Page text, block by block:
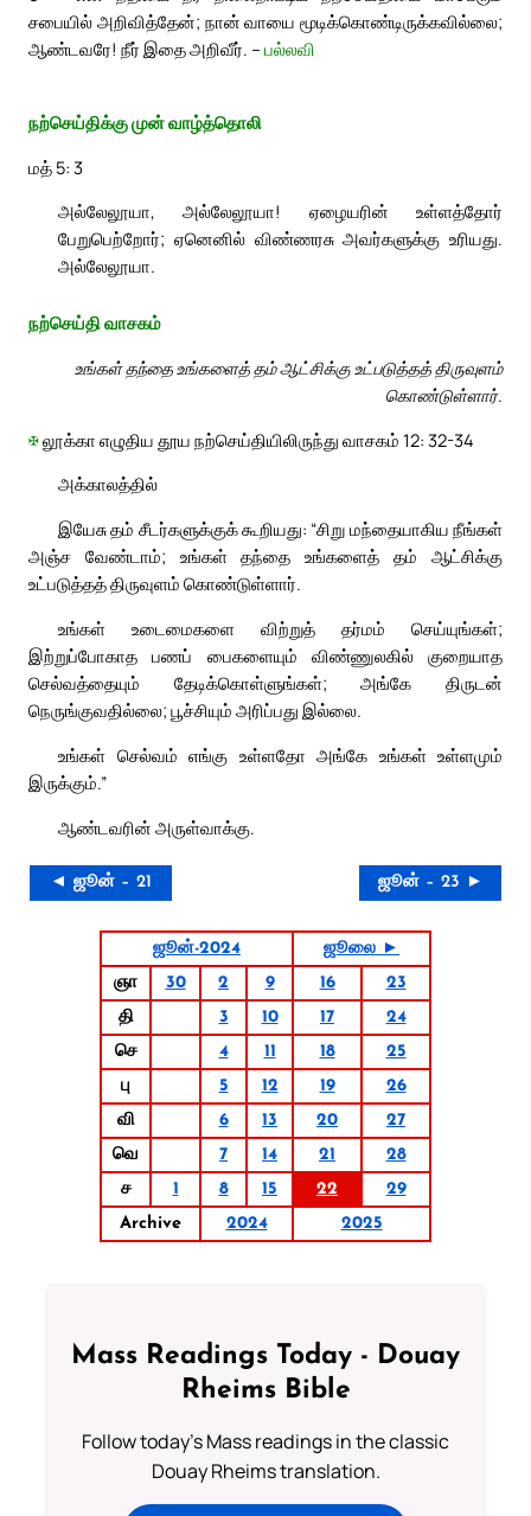
சபையில் அறிவித்தேன்; நான் வாயை மூடிக்கொண்டிருக்கவில்லை;
ஆண்டவரே! நீர் இதை அறிவீர். – பல்லவி
நற்செய்திக்கு முன் வாழ்த்தொலி
மத் 5: 3
அல்லேலூயா, அல்லேலூயா! ஏழையரின் உள்ளத்தோர்
பேறுபெற்றோர்; ஏனெனில் விண்ணரசு அவர்களுக்கு உரியது.
அல்லேலூயா.
நற்செய்தி வாசகம்
உங்கள் தந்தை உங்களைத் தம் ஆட்சிக்கு உட்படுத்தத் திருவுளம்
கொண்டுள்ளார்.
✠லூக்கா எழுதிய தூய நற்செய்தியிலிருந்து வாசகம் 12: 32-34
அக்காலத்தில்
இயேசு தம் சீடர்களுக்குக் கூறியது: “சிறு மந்தையாகிய நீங்கள்
அஞ்ச வேண்டாம்; உங்கள் தந்தை உங்களைத் தம் ஆட்சிக்கு
உட்படுத்தத் திருவுளம் கொண்டுள்ளார்.
உங்கள் உடைமைகளை விற்றுத் தர்மம் செய்யுங்கள்;
இற்றுப்போகாத பணப் பைகளையும் விண்ணுலகில் குறையாத
செல்வத்தையும் தேடிக்கொள்ளுங்கள்; அங்கே திருடன்
நெருங்குவதில்லை; பூச்சியும் அரிப்பது இல்லை.
உங்கள் செல்வம் எங்கு உள்ளதோ அங்கே உங்கள் உள்ளமும்
இருக்கும்.”
ஆண்டவரின் அருள்வாக்கு.
◄ ஜூன் – 21 ஜூன் – 23 ►
ஜூன்-2024
ஜூலை ►
ஞா
30 2 9 16
23
தி
3 10 17
24
செ
4 11 18
25
பு
5 12 19
26
வி
6 13 20
27
வெ
7 14 21
28
ச
1 8 15 22
29
Archive
2024 2025
Mass Readings Today - Douay
Rheims Bible
Follow today's Mass readings in the classic
Douay Rheims translation.